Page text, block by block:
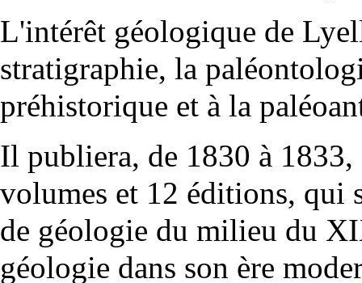
L'intérêt géologique de
stratigraphie, la
préhistorique et à la paléo
Il publiera, de 1830 à 1833,
volumes et 12 éditions, qui
de géologie du milieu du
géologie dans son ère